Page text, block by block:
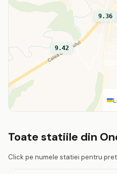
9.36
9.42
Toate statiile din
Click pe numele statiei pentru